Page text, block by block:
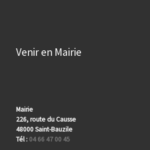
Venir en Mairie
Mairie
226, route du Causse
48000 Saint-Bauzile
Tél : 04 66 47 00 45